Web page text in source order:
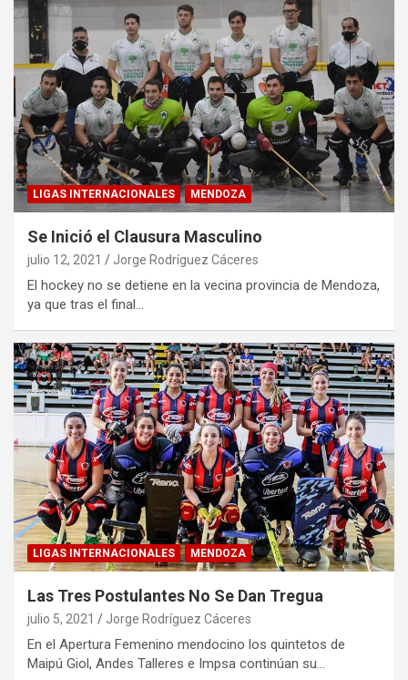
LIGAS INTERNACIONALES MENDOZA
Se Inició el Clausura Masculino
julio 12, 2021 Jorge Rodríguez Cáceres
El hockey no se detiene en la vecina provincia de Mendoza,
ya que tras el final…
LIGAS INTERNACIONALES MENDOZA
Las Tres Postulantes No Se Dan Tregua
julio 5, 2021 Jorge Rodríguez Cáceres
En el Apertura Femenino mendocino los quintetos de
Maipú Giol, Andes Talleres e Impsa continúan su…